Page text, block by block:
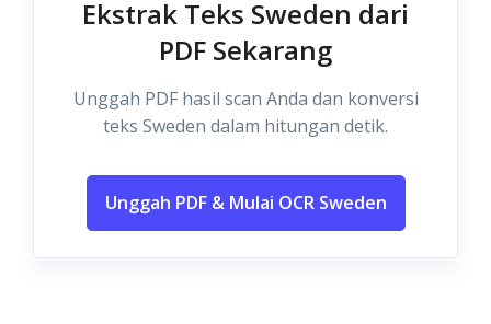
Ekstrak Teks Sweden dari
PDF Sekarang
Unggah PDF hasil scan Anda dan konversi
teks Sweden dalam hitungan detik.
Unggah PDF & Mulai OCR Sweden